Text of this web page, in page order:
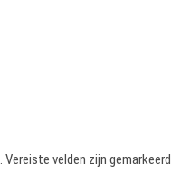
Vereiste velden zijn gemarkeerd